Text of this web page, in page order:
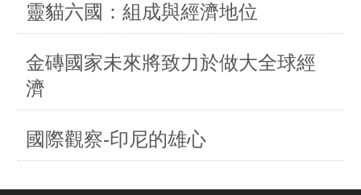
靈貓六國：組成與經濟地位
金磚國家未來將致力於做大全球經
濟
國際觀察-印尼的雄心